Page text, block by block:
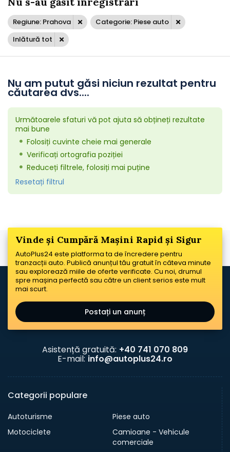
Regiune: Prahova
Categorie: Piese auto
Inlătură tot
Nu am putut găsi niciun rezultat pentru
căutarea dvs....
Următoarele sfaturi vă pot ajuta să obțineți rezultate
mai bune
Folosiți cuvinte cheie mai generale
Verificați ortografia poziției
Reduceți filtrele, folosiți mai puține
Resetați filtrul
Vinde și Cumpără Mașini Rapid și Sigur
AutoPlus24 este platforma ta de încredere pentru
tranzacții auto. Publică anunțul tău gratuit în câteva minute
sau explorează miile de oferte verificate. Cu noi, drumul
spre mașina perfectă sau către un client serios este mult
mai scurt.
Postați un anunț
Asistență gratuită: +40 741 070 809
E-mail: info@autoplus24.ro
Categorii populare
Autoturisme
Piese auto
Motociclete
Camioane - Vehicule
comerciale